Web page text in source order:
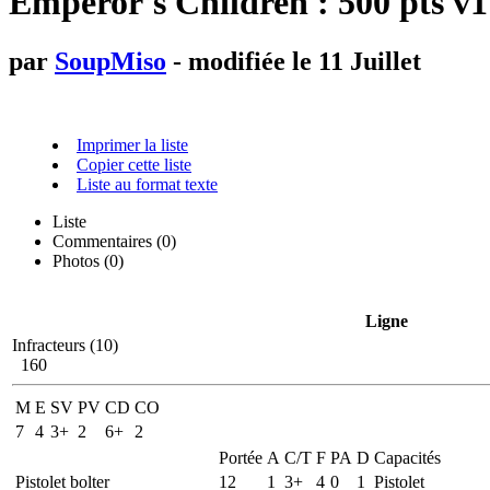
par SoupMiso - modifiée le 11 Juillet
Imprimer la liste
Copier cette liste
Liste au format texte
Liste
Commentaires (0)
Photos (0)
Ligne
Infracteurs (10)
160
M E SV PV CD CO
7 4 3+ 2 6+
2
Portée A C/T F PA D Capacités
Pistolet bolter
12 1 3+ 4 0 1 Pistolet